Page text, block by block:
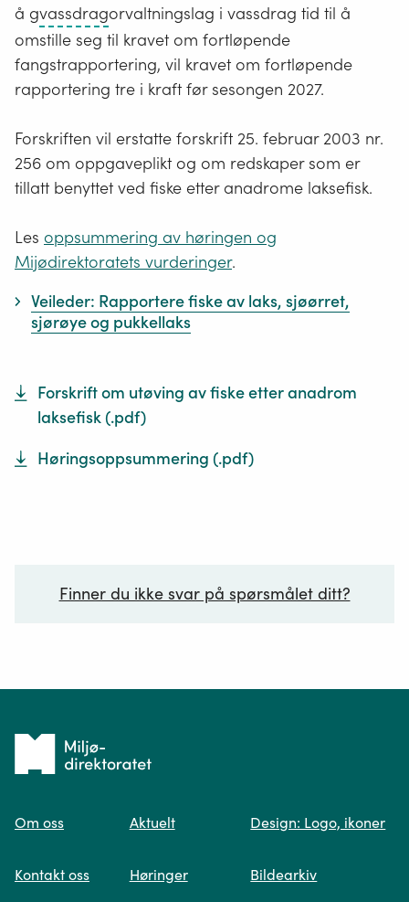
å gvassdragÅpne
og
islagte
elver,
og
innsjøer.
orvaltningslag i vassdrag tid til å
omstille seg til kravet om fortløpende
fangstrapportering, vil kravet om fortløpende
rapportering tre i kraft før sesongen 2027.
Forskriften vil erstatte forskrift 25. februar 2003 nr.
256 om oppgaveplikt og om redskaper som er
tillatt benyttet ved fiske etter anadrome laksefisk.
Les oppsummering av høringen og
Mijødirektoratets vurderinger.
Veileder: Rapportere fiske av laks, sjøørret,
sjørøye og pukkellaks
Forskrift om utøving av fiske etter anadrom
laksefisk (.pdf)
Høringsoppsummering (.pdf)
Finner du ikke svar på spørsmålet ditt?
Spør oss
Tilbake
forsiden
Om oss
Kontakt oss
Aktuelt
Høringer
Design: Logo, ikoner
Bildearkiv